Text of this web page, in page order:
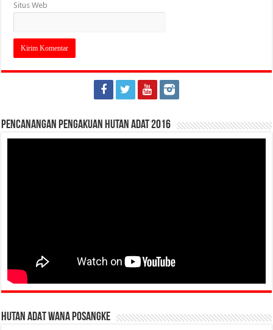
Situs Web
Pencanangan Pengakuan Hutan Adat 2016
HUTAN ADAT WANA POSANGKE